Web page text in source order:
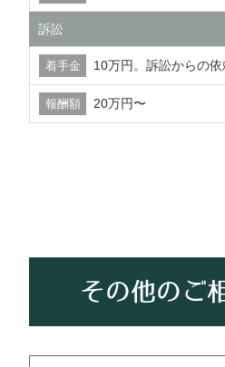
訴訟
10万円。訴訟からの依
20万円〜
その他のご